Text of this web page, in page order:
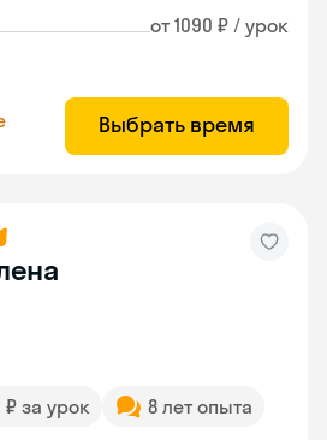
от 1090 ₽ / урок
Выбрать время
₽ за урок
8 лет опыта